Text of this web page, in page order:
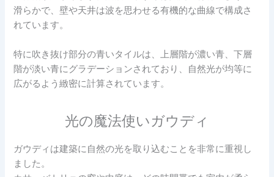
滑らかで、壁や天井は波を思わせる有機的な曲線で構成さ
れています。
特に吹き抜け部分の青いタイルは、上層階が濃い青、下層
階が淡い青にグラデーションされており、自然光が均等に
広がるよう緻密に計算されています。
光の魔法使いガウディ
ガウディは建築に自然の光を取り込むことを非常に重視し
ました。